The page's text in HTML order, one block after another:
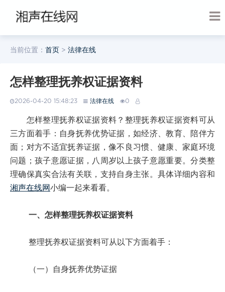
当前位置： 首页 > 法律在线
怎样整理抚养权证据资料
2026-04-20 15:48:23 法律在线 0
怎样整理抚养权证据资料？整理抚养权证据资料可从
三方面着手：自身抚养优势证据，如经济、教育、陪伴方
面；对方不适宜抚养证据，像不良习惯、健康、家庭环境
问题；孩子意愿证据，八周岁以上孩子意愿重要。分类整
理确保真实合法有关联，支持自身主张。具体详细内容和
湘声在线网小编一起来看看。
一、怎样整理抚养权证据资料
整理抚养权证据资料可从以下方面着手：
（一）自身抚养优势证据